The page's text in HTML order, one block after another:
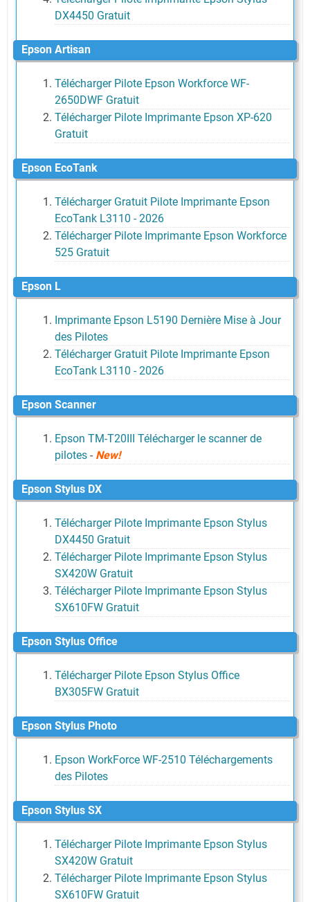
DX4450 Gratuit
Epson Artisan
Télécharger Pilote Epson Workforce WF-
2650DWF Gratuit
Télécharger Pilote Imprimante Epson XP-620
Gratuit
Epson EcoTank
Télécharger Gratuit Pilote Imprimante Epson
EcoTank L3110 - 2026
Télécharger Pilote Imprimante Epson Workforce
525 Gratuit
Epson L
Imprimante Epson L5190 Dernière Mise à Jour
des Pilotes
Télécharger Gratuit Pilote Imprimante Epson
EcoTank L3110 - 2026
Epson Scanner
Epson TM-T20III Télécharger le scanner de
pilotes - New!
Epson Stylus DX
Télécharger Pilote Imprimante Epson Stylus
DX4450 Gratuit
Télécharger Pilote Imprimante Epson Stylus
SX420W Gratuit
Télécharger Pilote Imprimante Epson Stylus
SX610FW Gratuit
Epson Stylus Office
Télécharger Pilote Epson Stylus Office
BX305FW Gratuit
Epson Stylus Photo
Epson WorkForce WF-2510 Téléchargements
des Pilotes
Epson Stylus SX
Télécharger Pilote Imprimante Epson Stylus
SX420W Gratuit
Télécharger Pilote Imprimante Epson Stylus
SX610FW Gratuit